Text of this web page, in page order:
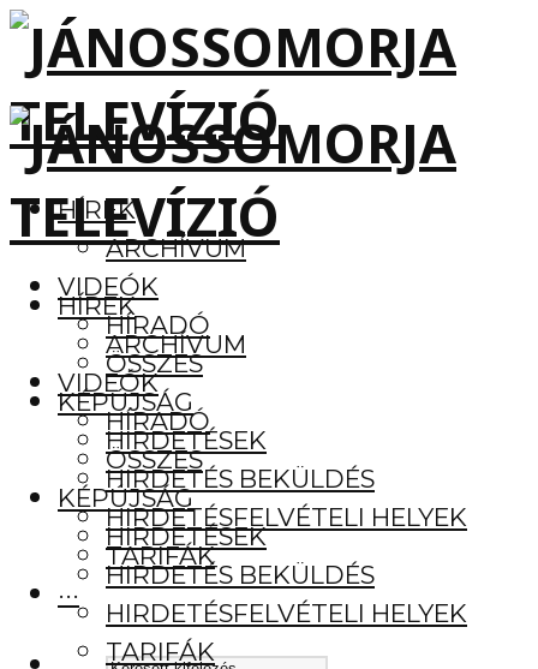
HÍREK
ARCHÍVUM
VIDEÓK
HÍRADÓ
ÖSSZES
KÉPÚJSÁG
HIRDETÉSEK
HIRDETÉS BEKÜLDÉS
HIRDETÉSFELVÉTELI HELYEK
TARIFÁK
···
HÍREK
ARCHÍVUM
VIDEÓK
HÍRADÓ
ÖSSZES
KÉPÚJSÁG
HIRDETÉSEK
HIRDETÉS BEKÜLDÉS
HIRDETÉSFELVÉTELI HELYEK
TARIFÁK